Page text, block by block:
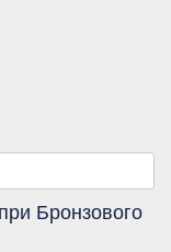
Бронзового